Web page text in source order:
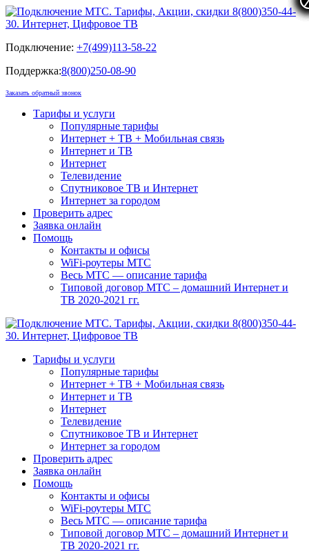
Подключение: +7(499)113-58-22
Поддержка:8(800)250-08-90
Заказать обратный звонок
Тарифы и услуги
Популярные тарифы
Интернет + ТВ + Мобильная связь
Интернет и ТВ
Интернет
Телевидение
Спутниковое ТВ и Интернет
Интернет за городом
Проверить адрес
Заявка онлайн
Помощь
Контакты и офисы
WiFi-роутеры МТС
Весь МТС — описание тарифа
Типовой договор МТС – домашний Интернет и
ТВ 2020-2021 гг.
Тарифы и услуги
Популярные тарифы
Интернет + ТВ + Мобильная связь
Интернет и ТВ
Интернет
Телевидение
Спутниковое ТВ и Интернет
Интернет за городом
Проверить адрес
Заявка онлайн
Помощь
Контакты и офисы
WiFi-роутеры МТС
Весь МТС — описание тарифа
Типовой договор МТС – домашний Интернет и
ТВ 2020-2021 гг.